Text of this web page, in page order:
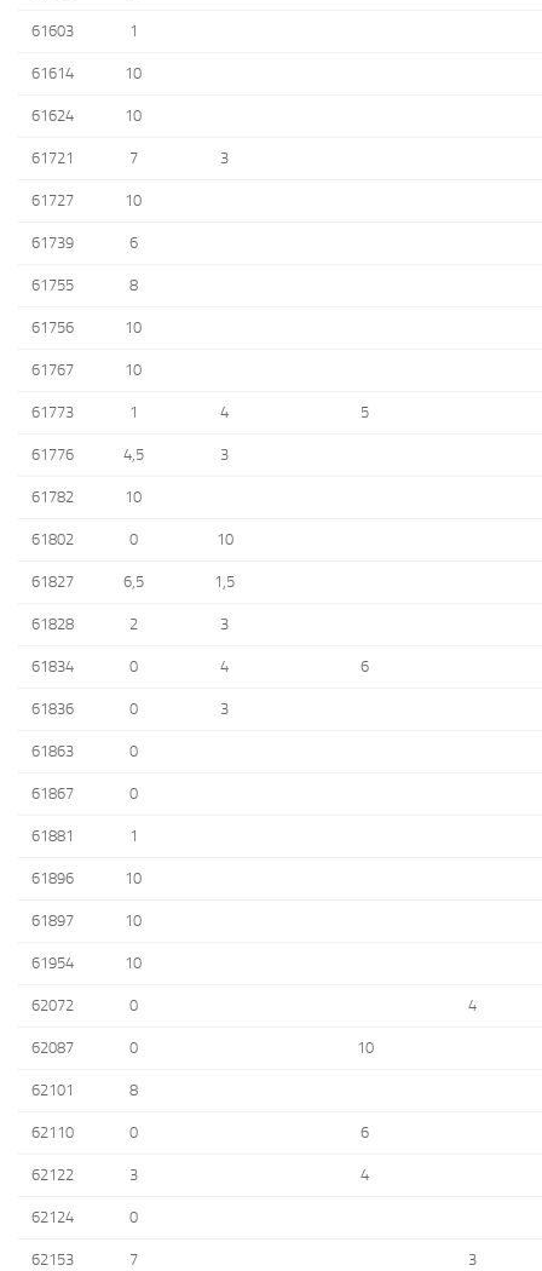
61603 1
61614 10
61624 10
61721 7 3
61727 10
61739 6
61755 8
61756 10
61767 10
61773 1 4 5
61776 4,5 3
61782 10
61802 0 10
61827 6,5 1,5
61828 2 3
61834 0 4 6
61836 0 3
61863 0
61867 0
61881 1
61896 10
61897 10
61954 10
62072 0 4
62087 0 10
62101 8
62110 0 6
62122 3 4
62124 0
62153 7 3